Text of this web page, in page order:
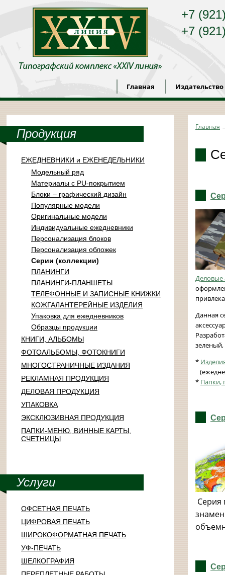
+7
+7
Главная Издательство
Продукция
ЕЖЕДНЕВНИКИ и ЕЖЕНЕДЕЛЬНИКИ
Модельный ряд
Материалы с PU-покрытием
Блоки – графический дизайн
Популярные модели
Оригинальные модели
Индивидуальные ежедневники
Персонализация блоков
Персонализация обложек
Серии (коллекции)
ПЛАНИНГИ
ПЛАНИНГИ-ПЛАНШЕТЫ
ТЕЛЕФОННЫЕ И ЗАПИСНЫЕ КНИЖКИ
КОЖГАЛАНТЕРЕЙНЫЕ ИЗДЕЛИЯ
Упаковка для ежедневников
Образцы продукции
КНИГИ, АЛЬБОМЫ
ФОТОАЛЬБОМЫ, ФОТОКНИГИ
МНОГОСТРАНИЧНЫЕ ИЗДАНИЯ
РЕКЛАМНАЯ ПРОДУКЦИЯ
ДЕЛОВАЯ ПРОДУКЦИЯ
УПАКОВКА
ЭКСКЛЮЗИВНАЯ ПРОДУКЦИЯ
ПАПКИ-МЕНЮ, ВИННЫЕ КАРТЫ,
СЧЕТНИЦЫ
Услуги
ОФСЕТНАЯ ПЕЧАТЬ
ЦИФРОВАЯ ПЕЧАТЬ
ШИРОКОФОРМАТНАЯ ПЕЧАТЬ
УФ-ПЕЧАТЬ
ШЕЛКОГРАФИЯ
Главная
Деловые
Данная
*
* Папки,
Серия